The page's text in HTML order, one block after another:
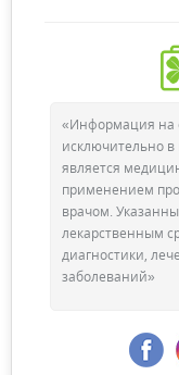
«Информация на
исключительно
является
применением
врачом.
лекарственным
диагностики,
заболеваний»